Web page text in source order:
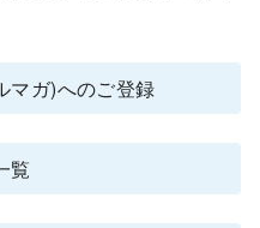
マガ)へのご登録
覧